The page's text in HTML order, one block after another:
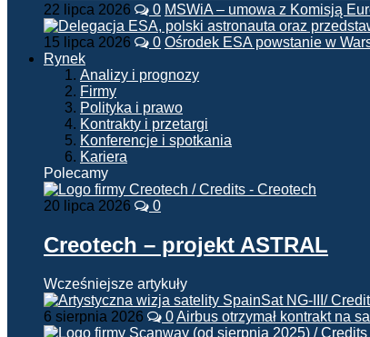
22 lipca 2026 0 MSWiA – umowa z Komisją
15 lipca 2026 0 Ośrodek ESA powstanie w
Rynek
Analizy i prognozy
Firmy
Polityka i prawo
Kontrakty i przetargi
Konferencje i spotkania
Kariera
Polecamy
20 lipca 2026 0
Creotech – projekt ASTRAL
Wcześniejsze artykuły
6 sierpnia 2026 0Airbus otrzymał kontrakt na